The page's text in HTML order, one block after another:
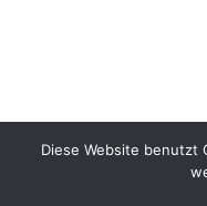
Diese Website benutzt